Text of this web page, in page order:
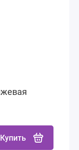
Купить